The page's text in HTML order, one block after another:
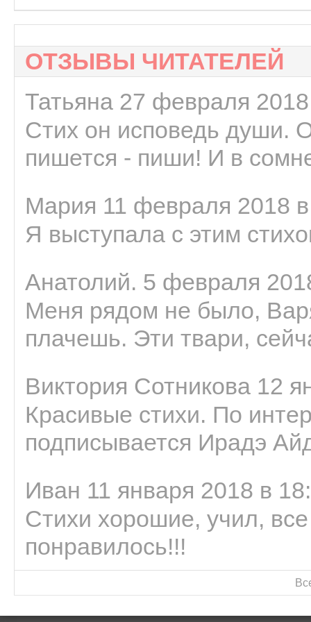
ОТЗЫВЫ ЧИТАТЕЛЕЙ
Татьяна 27 февраля
Стих он исповедь души.
пишется - пиши! И в
Мария 11 февраля 2018
Я выступала с этим
Анатолий. 5 февраля
Меня рядом не было,
плачешь. Эти твари,
Виктория Сотникова 12
Красивые стихи. По
подписывается Ирадэ
Иван 11 января 2018 в
Стихи хорошие, учил,
понравилось!!!